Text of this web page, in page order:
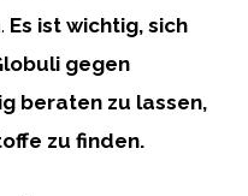
Es ist wichtig, sich
gegen
beraten zu lassen,
zu finden.